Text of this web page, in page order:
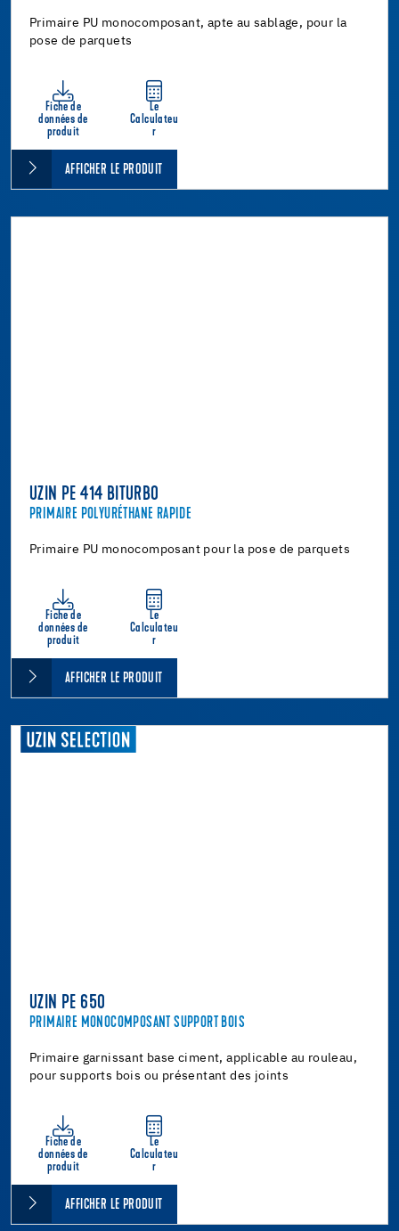
Primaire PU monocomposant, apte au sablage, pour la
pose de parquets
Fiche de
données de
produit
Le
Calculateu
r
AFFICHER LE PRODUIT
UZIN PE 414 BITURBO
PRIMAIRE POLYURÉTHANE RAPIDE
Primaire PU monocomposant pour la pose de parquets
Fiche de
données de
produit
Le
Calculateu
r
AFFICHER LE PRODUIT
UZIN PE 650
PRIMAIRE MONOCOMPOSANT SUPPORT BOIS
Primaire garnissant base ciment, applicable au rouleau,
pour supports bois ou présentant des joints
Fiche de
données de
produit
Le
Calculateu
r
AFFICHER LE PRODUIT